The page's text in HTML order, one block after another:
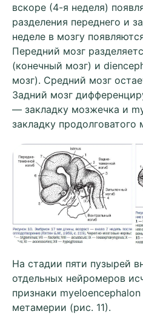
вскоре (4-я неделя)
разделения переднего и
неделе в мозгу
Передний мозг
(конечный мозг) и
мозг). Средний мозг
Задний мозг
— закладку мозжечка и
закладку продолговатого
На стадии пяти пузырей
отдельных нейромеров
признаки
метамерии (рис. 11).